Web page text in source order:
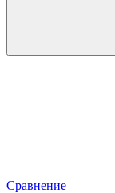
Сравнение